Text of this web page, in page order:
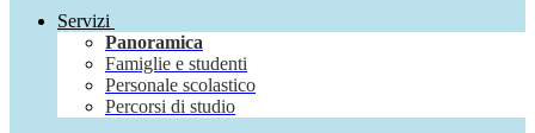
Servizi
Panoramica
Famiglie e studenti
Personale scolastico
Percorsi di studio